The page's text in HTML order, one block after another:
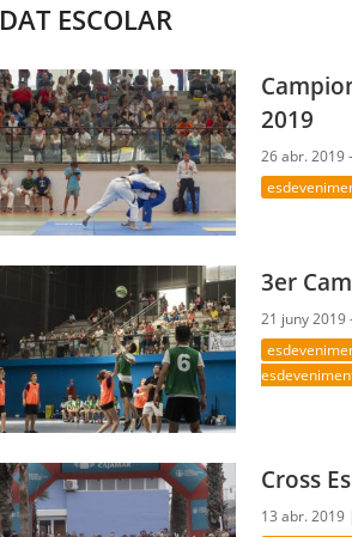
ESCOLAR
2019
26 abr.
3er
21 juny
Cross
13 abr.